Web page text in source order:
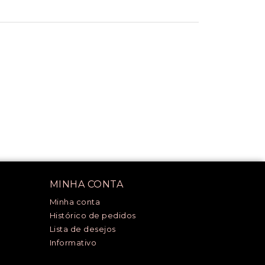
MINHA CONTA
Minha conta
Histórico de pedidos
Lista de desejos
Informativo